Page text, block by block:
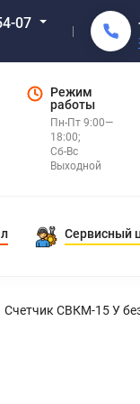
07
Режим
работы
Пн-Пт 9:00—
18:00;
Сб-Вс
Выходной
Сервисный
Счетчик СВКМ-15 У